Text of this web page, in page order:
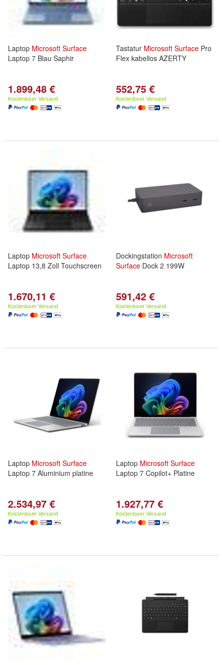
Laptop Microsoft Surface
Laptop 7 Blau Saphir
1.899,48 €
Kostenloser Versand
Tastatur Microsoft Surface Pro
Flex kabellos AZERTY
552,75 €
Kostenloser Versand
Laptop Microsoft Surface
Laptop 13,8 Zoll Touchscreen
1.670,11 €
Kostenloser Versand
Dockingstation Microsoft
Surface Dock 2 199W
591,42 €
Kostenloser Versand
Laptop Microsoft Surface
Laptop 7 Aluminium platine
2.534,97 €
Kostenloser Versand
Laptop Microsoft Surface
Laptop 7 Copilot+ Platine
1.927,77 €
Kostenloser Versand